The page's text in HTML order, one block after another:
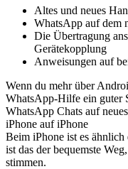
Altes und neues
WhatsApp auf dem
Die Übertragung
Gerätekopplung
Anweisungen auf
Wenn du mehr über
WhatsApp-Hilfe ein guter
WhatsApp Chats auf
iPhone auf iPhone
Beim iPhone ist es
ist das der bequemste
stimmen.